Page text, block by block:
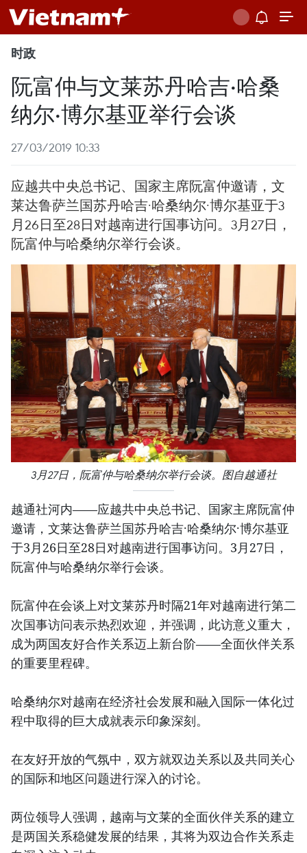
时政
阮富仲与文莱苏丹哈吉·哈桑
纳尔·博尔基亚举行会谈
27/03/2019 10:33
应越共中央总书记、国家主席阮富仲邀请，文
莱达鲁萨兰国苏丹哈吉·哈桑纳尔·博尔基亚于3
月26日至28日对越南进行国事访问。3月27日，
阮富仲与哈桑纳尔举行会谈。
3月27日，阮富仲与哈桑纳尔举行会谈。图自越通社
越通社河内——应越共中央总书记、国家主席阮富仲
邀请，文莱达鲁萨兰国苏丹哈吉·哈桑纳尔·博尔基亚
于3月26日至28日对越南进行国事访问。3月27日，
阮富仲与哈桑纳尔举行会谈。
阮富仲在会谈上对文莱苏丹时隔21年对越南进行第二
次国事访问表示热烈欢迎，并强调，此访意义重大，
成为两国友好合作关系迈上新台阶——全面伙伴关系
的重要里程碑。
哈桑纳尔对越南在经济社会发展和融入国际一体化过
程中取得的巨大成就表示印象深刻。
在友好开放的气氛中，双方就双边关系以及共同关心
的国际和地区问题进行深入的讨论。
两位领导人强调，越南与文莱的全面伙伴关系的建立
是两国关系稳健发展的结果，其将为双边合作关系走